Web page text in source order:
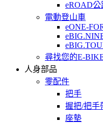
eROAD
電動登山車
eONE-
尋找您的E-
人身部品
零配件
把手
握把/把手
座墊